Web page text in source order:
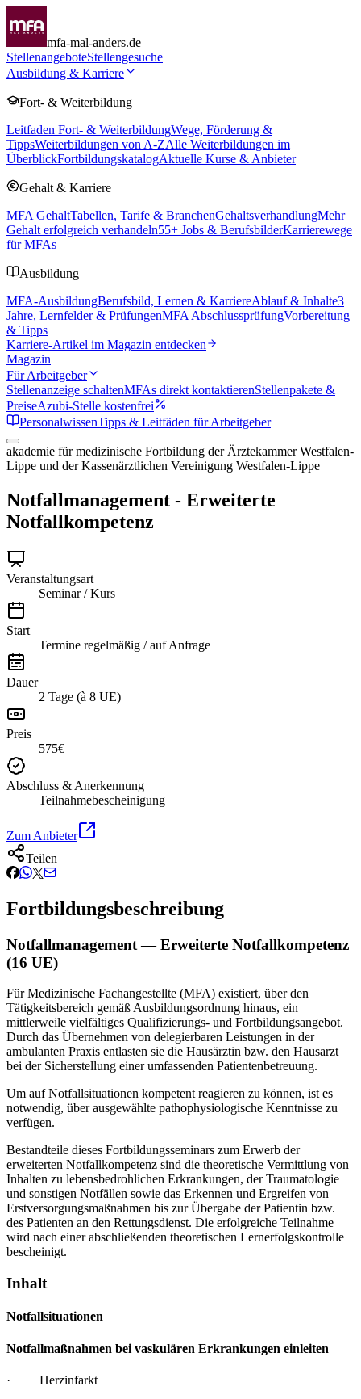
mfa-mal-anders.de
StellenangeboteStellengesuche
Ausbildung & Karriere
Fort- & Weiterbildung
Leitfaden Fort- & WeiterbildungWege, Förderung &
TippsWeiterbildungen von A-ZAlle Weiterbildungen im
ÜberblickFortbildungskatalogAktuelle Kurse & Anbieter
Gehalt & Karriere
MFA GehaltTabellen, Tarife & BranchenGehaltsverhandlungMehr
Gehalt erfolgreich verhandeln55+ Jobs & BerufsbilderKarrierewege
für MFAs
Ausbildung
MFA-AusbildungBerufsbild, Lernen & KarriereAblauf & Inhalte3
Jahre, Lernfelder & PrüfungenMFA AbschlussprüfungVorbereitung
& Tipps
Karriere-Artikel im Magazin entdecken
Magazin
Für Arbeitgeber
Stellenanzeige schaltenMFAs direkt kontaktierenStellenpakete &
PreiseAzubi-Stelle kostenfrei
PersonalwissenTipps & Leitfäden für Arbeitgeber
akademie für medizinische Fortbildung der Ärztekammer Westfalen-
Lippe und der Kassenärztlichen Vereinigung Westfalen-Lippe
Notfallmanagement - Erweiterte
Notfallkompetenz
Veranstaltungsart
Seminar / Kurs
Start
Termine regelmäßig / auf Anfrage
Dauer
2 Tage (à 8 UE)
Preis
575€
Abschluss & Anerkennung
Teilnahmebescheinigung
Zum Anbieter
Teilen
Fortbildungsbeschreibung
Notfallmanagement — Erweiterte Notfallkompetenz
(16 UE)
Für Medizinische Fachangestellte (MFA) existiert, über den
Tätigkeitsbereich gemäß Ausbildungsordnung hinaus, ein
mittlerweile vielfältiges Qualifizierungs- und Fortbildungsangebot.
Durch das Übernehmen von delegierbaren Leistungen in der
ambulanten Praxis entlasten sie die Hausärztin bzw. den Hausarzt
bei der Sicherstellung einer umfassenden Patientenbetreuung.
Um auf Notfallsituationen kompetent reagieren zu können, ist es
notwendig, über ausgewählte pathophysiologische Kenntnisse zu
verfügen.
Bestandteile dieses Fortbildungsseminars zum Erwerb der
erweiterten Notfallkompetenz sind die theoretische Vermittlung von
Inhalten zu lebensbedrohlichen Erkrankungen, der Traumatologie
und sonstigen Notfällen sowie das Erkennen und Ergreifen von
Erstversorgungsmaßnahmen bis zur Übergabe der Patientin bzw.
des Patienten an den Rettungsdienst. Die erfolgreiche Teilnahme
wird nach einer abschließenden theoretischen Lernerfolgskontrolle
bescheinigt.
Inhalt
Notfallsituationen
Notfallmaßnahmen bei vaskulären Erkrankungen einleiten
· Herzinfarkt